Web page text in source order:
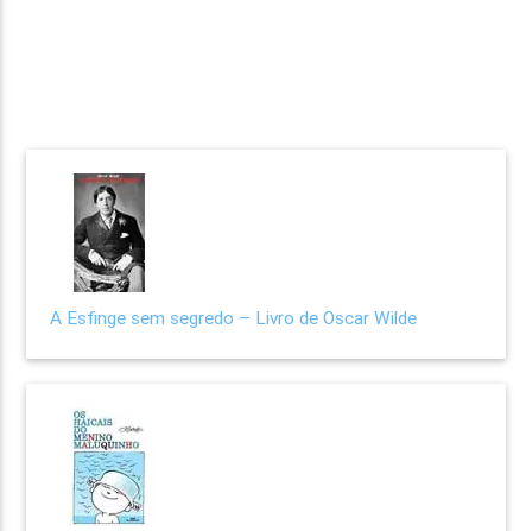
A Esfinge sem segredo – Livro de Oscar Wilde